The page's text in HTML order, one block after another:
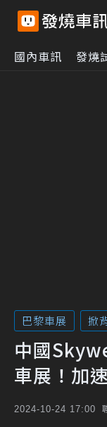
國內車訊 發燒
巴黎車展 掀
中國
車展！加
2024-10-24 17:00